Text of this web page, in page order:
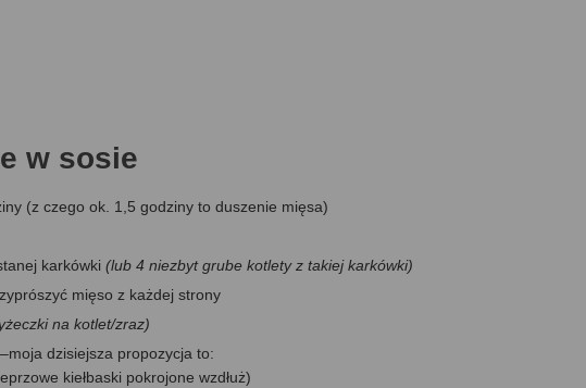
w sosie
(z czego ok. 1,5 godziny to duszenie mięsa)
karkówki (lub 4 niezbyt grube kotlety z takiej karkówki)
mięso z każdej strony
na kotlet/zraz)
dzisiejsza propozycja to:
kiełbaski pokrojone wzdłuż)